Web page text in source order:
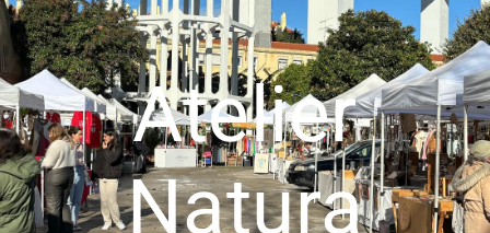
Atelier
Natura